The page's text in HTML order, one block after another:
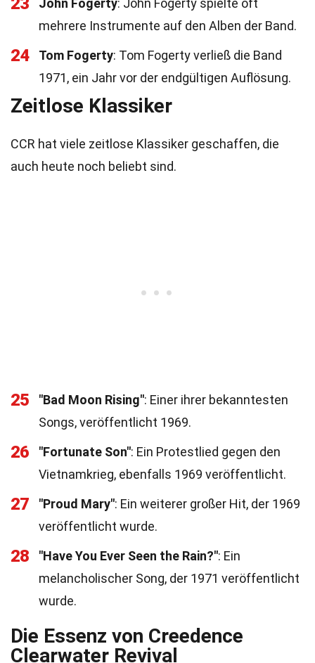
John Fogerty: John Fogerty spielte oft
mehrere Instrumente auf den Alben der Band.
24 Tom Fogerty: Tom Fogerty verließ die Band
1971, ein Jahr vor der endgültigen Auflösung.
Zeitlose Klassiker
CCR hat viele zeitlose Klassiker geschaffen, die
auch heute noch beliebt sind.
25 "Bad Moon Rising": Einer ihrer bekanntesten
Songs, veröffentlicht 1969.
26 "Fortunate Son": Ein Protestlied gegen den
Vietnamkrieg, ebenfalls 1969 veröffentlicht.
27 "Proud Mary": Ein weiterer großer Hit, der 1969
veröffentlicht wurde.
28 "Have You Ever Seen the Rain?": Ein
melancholischer Song, der 1971 veröffentlicht
wurde.
Die Essenz von Creedence
Clearwater Revival